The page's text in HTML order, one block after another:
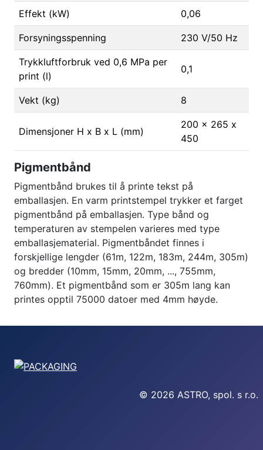
Effekt (kW) 0,06
Forsyningsspenning 230 V/50 Hz
Trykkluftforbruk ved 0,6 MPa per
print (l)
0,1
Vekt (kg) 8
Dimensjoner H x B x L (mm)
200 x 265 x
450
Pigmentbånd
Pigmentbånd brukes til å printe tekst på
emballasjen. En varm printstempel trykker et farget
pigmentbånd på emballasjen. Type bånd og
temperaturen av stempelen varieres med type
emballasjematerial. Pigmentbåndet finnes i
forskjellige lengder (61m, 122m, 183m, 244m, 305m)
og bredder (10mm, 15mm, 20mm, ..., 755mm,
760mm). Et pigmentbånd som er 305m lang kan
printes opptil 75000 datoer med 4mm høyde.
© 2026 ASTRO, spol. s r.o.